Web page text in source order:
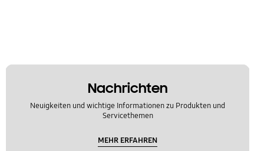
Nachrichten
Neuigkeiten und wichtige Informationen zu Produkten und
Servicethemen
MEHR ERFAHREN